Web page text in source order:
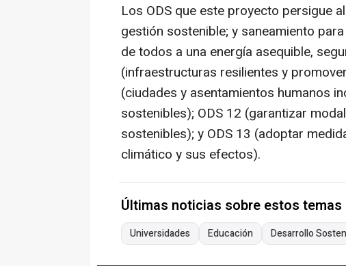
Los ODS que este proyecto persigue
gestión sostenible; y saneamiento
de todos a una energía asequible,
(infraestructuras resilientes y
(ciudades y asentamientos humanos
sostenibles); ODS 12 (garantizar
sostenibles); y ODS 13 (adoptar
climático y sus efectos).
Últimas noticias sobre estos temas
Universidades Educación Desarrollo